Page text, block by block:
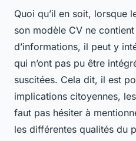
Quoi qu’il en soit, lorsque
son modèle CV ne
d’informations, il peut y
qui n’ont pas pu être
suscitées. Cela dit, il est
implications citoyennes,
faut pas hésiter à
les différentes qualités du